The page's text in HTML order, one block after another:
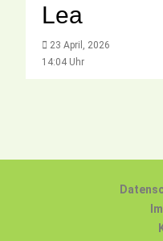
Lea
23 April, 2026
14:04 Uhr